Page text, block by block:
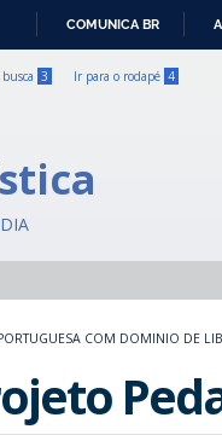
COMUNICA BR
3 Ir para o rodapé 4
COM DOMINIO DE